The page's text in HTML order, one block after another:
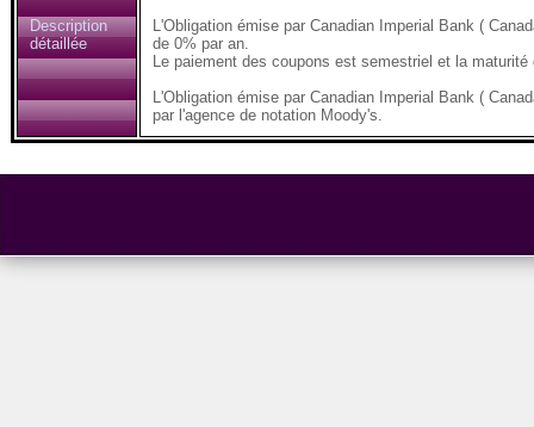
Description
détaillée
L'Obligation émise par Canadian Imperial Bank (
de 0% par an.
Le paiement des coupons est semestriel et la
L'Obligation émise par Canadian Imperial Bank (
par l'agence de notation Moody's.